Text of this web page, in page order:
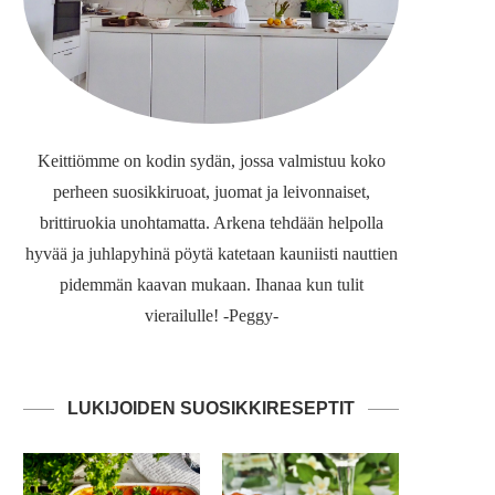
Keittiömme on kodin sydän, jossa valmistuu koko
perheen suosikkiruoat, juomat ja leivonnaiset,
brittiruokia unohtamatta. Arkena tehdään helpolla
hyvää ja juhlapyhinä pöytä katetaan kauniisti nauttien
pidemmän kaavan mukaan. Ihanaa kun tulit
vierailulle! -Peggy-
LUKIJOIDEN SUOSIKKIRESEPTIT